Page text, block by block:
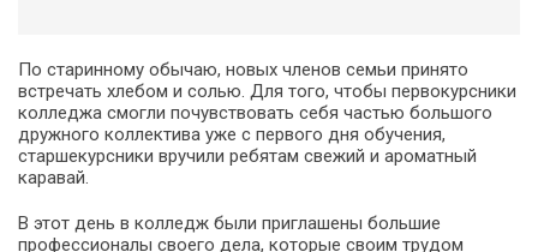
По старинному обычаю, новых членов семьи принято
встречать хлебом и солью. Для того, чтобы первокурсники
колледжа смогли почувствовать себя частью большого
дружного коллектива уже с первого дня обучения,
старшекурсники вручили ребятам свежий и ароматный
каравай.
В этот день в колледж были приглашены большие
профессионалы своего дела, которые своим трудом